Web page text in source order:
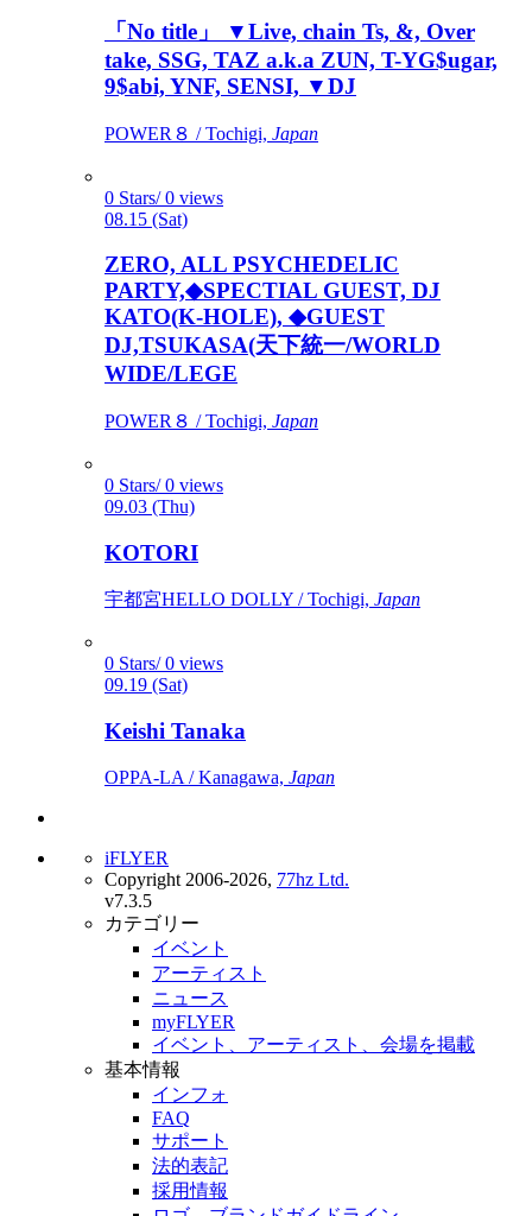
「No title」 ▼Live, chain Ts, &, Over
take, SSG, TAZ a.k.a ZUN, T-YG$ugar,
9$abi, YNF, SENSI, ▼DJ
POWER８ / Tochigi, Japan
0 Stars/ 0 views
08.15 (Sat)
ZERO, ALL PSYCHEDELIC
PARTY,◆SPECTIAL GUEST, DJ
KATO(K-HOLE), ◆GUEST
DJ,TSUKASA(天下統一/WORLD
WIDE/LEGE
POWER８ / Tochigi, Japan
0 Stars/ 0 views
09.03 (Thu)
KOTORI
宇都宮HELLO DOLLY / Tochigi, Japan
0 Stars/ 0 views
09.19 (Sat)
Keishi Tanaka
OPPA-LA / Kanagawa, Japan
iFLYER
Copyright 2006-2026, 77hz Ltd.
v7.3.5
カテゴリー
イベント
アーティスト
ニュース
myFLYER
イベント、アーティスト、会場を掲載
基本情報
インフォ
FAQ
サポート
法的表記
採用情報